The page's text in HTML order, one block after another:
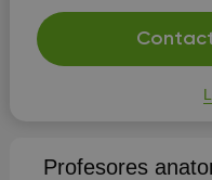
Profesores